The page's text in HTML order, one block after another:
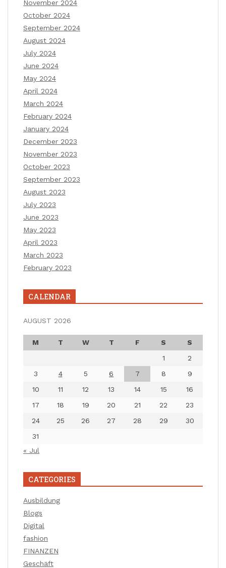
November 2024
October 2024
September 2024
August 2024
July 2024
June 2024
May 2024
April 2024
March 2024
February 2024
January 2024
December 2023
November 2023
October 2023
September 2023
August 2023
July 2023
June 2023
May 2023
April 2023
March 2023
February 2023
CALENDAR
AUGUST 2026
M T W T F S
S
1
2
3
4 5 6 7 8
9
10
11 12 13 14 15
16
17
18 19 20 21 22
23
24
25 26 27 28 29
30
31
« Jul
CATEGORIES
Ausbildung
Blogs
Digital
fashion
FINANZEN
Geschäft